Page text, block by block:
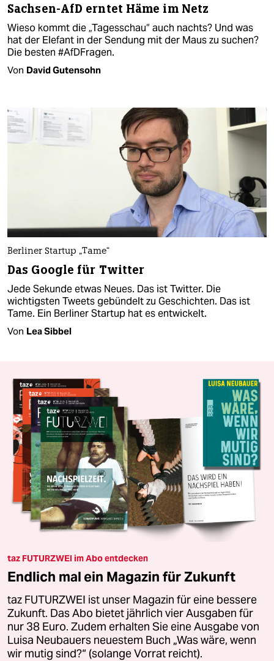
Sachsen-AfD erntet Häme im Netz
Wieso kommt die „Tagesschau“ auch nachts? Und was
hat der Elefant in der Sendung mit der Maus zu suchen?
Die besten #AfDFragen.
Von David Gutensohn
Berliner Startup „Tame“
Das Google für Twitter
Jede Sekunde etwas Neues. Das ist Twitter. Die
wichtigsten Tweets gebündelt zu Geschichten. Das ist
Tame. Ein Berliner Startup hat es entwickelt.
Von Lea Sibbel
taz FUTURZWEI im Abo entdecken
Endlich mal ein Magazin für Zukunft
taz FUTURZWEI ist unser Magazin für eine bessere
Zukunft. Das Abo bietet jährlich vier Ausgaben für
nur 38 Euro. Zudem erhalten Sie eine Ausgabe von
Luisa Neubauers neuestem Buch „Was wäre, wenn
wir mutig sind?“ (solange Vorrat reicht).